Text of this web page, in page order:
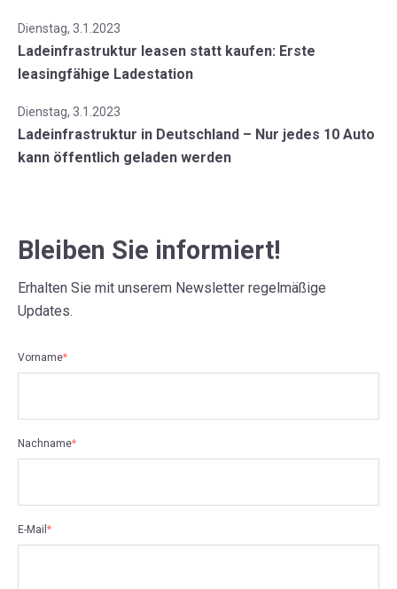
Dienstag, 3.1.2023
Ladeinfrastruktur leasen statt kaufen: Erste
leasingfähige Ladestation
Dienstag, 3.1.2023
Ladeinfrastruktur in Deutschland – Nur jedes 10 Auto
kann öffentlich geladen werden
Bleiben Sie informiert!
Erhalten Sie mit unserem Newsletter regelmäßige
Updates.
Vorname*
Nachname*
E-Mail *